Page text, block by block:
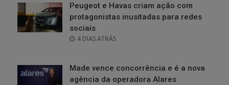
Peugeot e Havas criam ação com
protagonistas inusitadas para redes
sociais
POSTED
4 DIAS ATRÁS
Made vence concorrência e é a nova
agência da operadora Alares